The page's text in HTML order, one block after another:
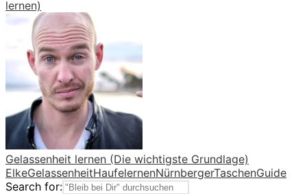
lernen)
Gelassenheit lernen (Die wichtigste Grundlage)
ElkeGelassenheitHaufelernenNürnbergerTaschenGuide
Search for: